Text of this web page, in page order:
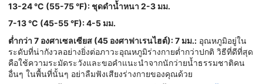
13-24 °C (55-75 °F): ชุดดำน้ำหนา 2-3 มม.
7-13 °C (45-55 °F): 4-5 มม.
ต่ำกว่า 7 องศาเซลเซียส (45 องศาฟาเรนไฮต์): 7 มม.: อุณหภูมิอยู่ใน
ระดับที่น่ากังวลอย่างยิ่งต่อภาวะอุณหภูมิร่างกายต่ำกว่าปกติ วิธีที่ดีที่สุด
คือใช้ความระมัดระวังและขอคำแนะนำจากนักว่ายน้ำธรรมชาติคน
อื่นๆ ในพื้นที่นั้นๆ อย่าลืมฟังเสียงร่างกายของคุณด้วย